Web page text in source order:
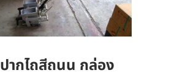
ปากไถสีถนน กล่อง